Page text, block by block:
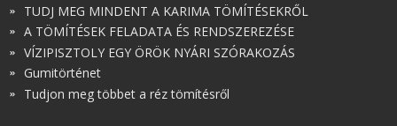
TUDJ MEG MINDENT A KARIMA TÖMÍTÉSEKRŐL
A TÖMÍTÉSEK FELADATA ÉS RENDSZEREZÉSE
VÍZIPISZTOLY EGY ÖRÖK NYÁRI SZÓRAKOZÁS
Gumitörténet
Tudjon meg többet a réz tömítésről